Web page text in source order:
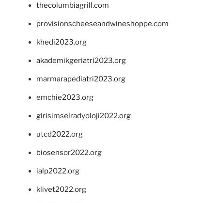
thecolumbiagrill.com
provisionscheeseandwineshoppe.com
khedi2023.org
akademikgeriatri2023.org
marmarapediatri2023.org
emchie2023.org
girisimselradyoloji2022.org
utcd2022.org
biosensor2022.org
ialp2022.org
klivet2022.org